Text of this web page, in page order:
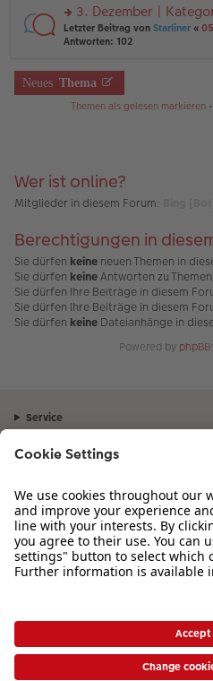
tr
a
g
e
n
er
tr
a
n
g
el
e
n
er
rs
te
n
g
ei
tr
3. Dezember |
Letzter Beitrag von Starliner «
Antworten: 102
Neues Thema
Themen als gelesen markieren•
Wer ist online?
Mitglieder in diesem Forum:
Berechtigungen in
Sie dürfen keine neuen Themen in
Sie dürfen keineAntworten zu
Sie dürfen Ihre Beiträge in diesem
Sie dürfen Ihre Beiträge in diesem
Sie dürfen keine Dateianhänge in
Powered by phpBB
Service
Sortiment
Inspiration
Bei Fragen zu Produkten oder der